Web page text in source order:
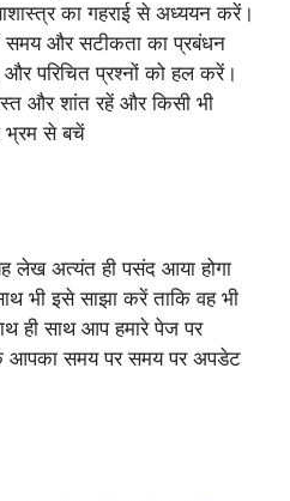
का गहराई से अध्ययन करें।
समय और सटीकता का प्रबंधन
परिचित प्रश्नों को हल करें।
और शांत रहें और किसी भी
भ्रम से बचें
लेख अत्यंत ही पसंद आया होगा
भी इसे साझा करें ताकि वह भी
ही साथ आप हमारे पेज पर
आपका समय पर समय पर अपडेट